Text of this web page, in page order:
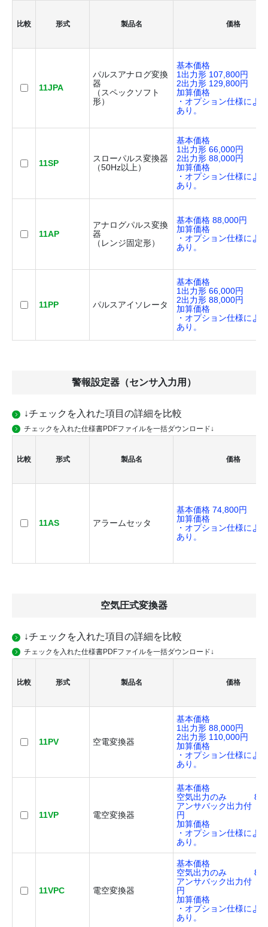
比較 形式 製品名 価格
11JPA
パルスアナログ変換
器
（スペックソフト
形）
基本価格
1出力形 107,800円
2出力形 129,800円
加算価格
・オプション仕様によ
あり。
11SP
スローパルス変換器
（50Hz以上）
基本価格
1出力形 66,000円
2出力形 88,000円
加算価格
・オプション仕様によ
あり。
11AP
アナログパルス変換
器
（レンジ固定形）
基本価格 88,000円
加算価格
・オプション仕様によ
あり。
11PP パルスアイソレータ
基本価格
1出力形 66,000円
2出力形 88,000円
加算価格
・オプション仕様によ
あり。
警報設定器（センサ入力用）
↓チェックを入れた項目の詳細を比較
チェックを入れた仕様書PDFファイルを一括ダウンロード↓
比較 形式 製品名 価格
11AS アラームセッタ
基本価格 74,800円
加算価格
・オプション仕様によ
あり。
空気圧式変換器
↓チェックを入れた項目の詳細を比較
チェックを入れた仕様書PDFファイルを一括ダウンロード↓
比較 形式 製品名 価格
11PV 空電変換器
基本価格
1出力形 88,000円
2出力形 110,000円
加算価格
・オプション仕様によ
あり。
11VP 電空変換器
基本価格
空気出力のみ
アンサバック出力付
円
加算価格
・オプション仕様によ
あり。
11VPC 電空変換器
基本価格
空気出力のみ
アンサバック出力付
円
加算価格
・オプション仕様によ
あり。